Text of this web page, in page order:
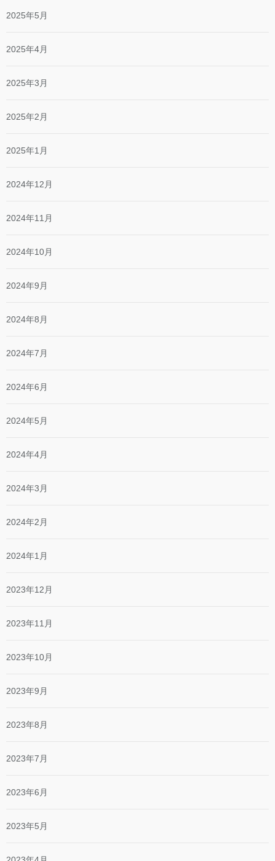
2025年5月
2025年4月
2025年3月
2025年2月
2025年1月
2024年12月
2024年11月
2024年10月
2024年9月
2024年8月
2024年7月
2024年6月
2024年5月
2024年4月
2024年3月
2024年2月
2024年1月
2023年12月
2023年11月
2023年10月
2023年9月
2023年8月
2023年7月
2023年6月
2023年5月